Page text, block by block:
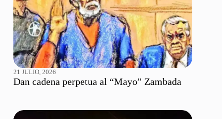
21 JULIO, 2026
Dan cadena perpetua al “Mayo” Zambada